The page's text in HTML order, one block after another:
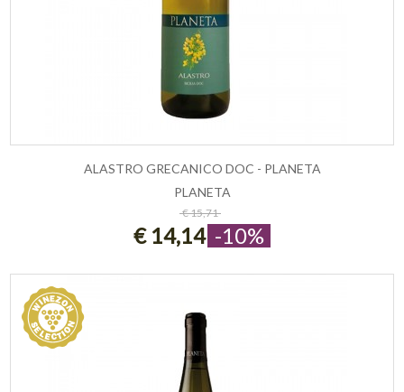
ESAURITO
ALASTRO GRECANICO DOC - PLANETA
PLANETA
€ 15,71
€ 14,14 -10%